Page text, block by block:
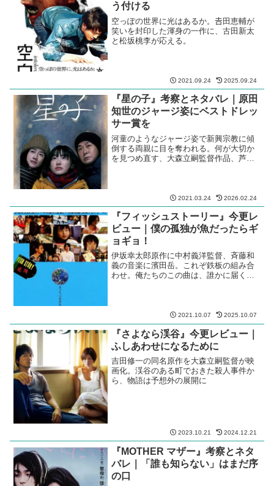
う付ける
空っぽの世界に光はあるか。𠮷田恵輔が
笑いを封印した渾身の一作に、古田新太
と松坂桃李が応える。
2021.09.24 2025.09.24
『星の子』考察とネタバレ｜原田
知世のジャージ姿にベストドレッ
サー賞を
河童のようなジャージ姿で新興宗教に傾
倒する両親に目を奪われる。何が大切か
を見つめ直す、大森立嗣監督作品、芦田
2021.03.24 2026.02.24
『フィッシュストーリー』今更レ
ビュー｜僕の孤独が魚だったらギ
ョギョ！
伊坂幸太郎原作に中村義洋監督、斉藤和
義の音楽に濱田岳。これぞ鉄板の組み合
わせ。俺たちのこの曲は、誰かに届くの
2021.10.07 2025.10.07
『さよなら渓谷』今更レビュー｜
ふしあわせになるために
吉田修一の同名原作を大森立嗣監督が映
画化。渓谷のある町でおきた殺人事件か
ら、物語は予想外の展開に
2023.10.21 2024.12.21
『MOTHER マザー』考察とネタ
バレ｜「誰も知らない」はまだ序
の口